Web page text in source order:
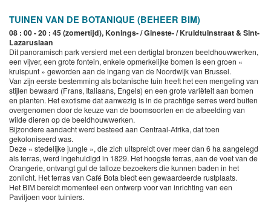
TUINEN VAN DE BOTANIQUE (BEHEER BIM)
08 : 00 - 20 : 45 (zomertijd), Konings- / Gineste- / Kruidtuinstraat & Sint-
Lazaruslaan
Dit panoramisch park versierd met een dertigtal bronzen beeldhouwwerken,
een vijver, een grote fontein, enkele opmerkelijke bomen is een groen «
kruispunt » geworden aan de ingang van de Noordwijk van Brussel.
Van zijn eerste bestemming als botanische tuin heeft het een mengeling van
stijlen bewaard (Frans, Italiaans, Engels) en een grote variëteit aan bomen
en planten. Het exotisme dat aanwezig is in de prachtige serres werd buiten
overgenomen door de keuze van de boomsoorten en de afbeelding van
wilde dieren op de beeldhouwwerken.
Bijzondere aandacht werd besteed aan Centraal-Afrika, dat toen
gekoloniseerd was.
Deze « stedelijke jungle », die zich uitspreidt over meer dan 6 ha aangelegd
als terras, werd ingehuldigd in 1829. Het hoogste terras, aan de voet van de
Orangerie, ontvangt gul de talloze bezoekers die kunnen baden in het
zonlicht. Het terras van Café Bota biedt een gewaardeerde rustplaats.
Het BIM bereidt momenteel een ontwerp voor van inrichting van een
Paviljoen voor tuiniers.